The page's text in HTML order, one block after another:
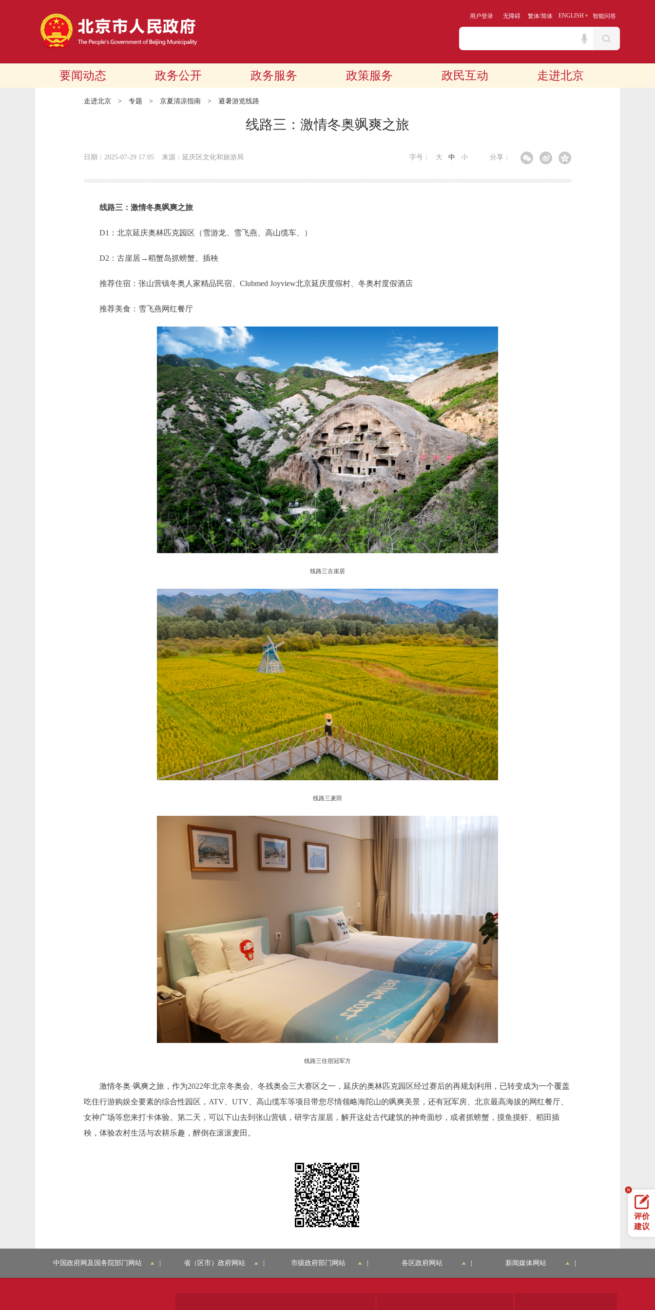
用户登录 无障碍 繁体/简体 ENGLISH 智能问答
要闻动态 政务公开 政务服务 政策服务 政民互动 走进北京
走进北京 > 专题 > 京夏清凉指南 > 避暑游览线路
线路三：激情冬奥飒爽之旅
日期：2025-07-29 17:05 来源：延庆区文化和旅游局 分享：
字号： 大 中 小
线路三：激情冬奥飒爽之旅
D1：北京延庆奥林匹克园区（雪游龙、雪飞燕、高山缆车、）
D2：古崖居→稻蟹岛抓螃蟹、插秧
推荐住宿：张山营镇冬奥人家精品民宿、Clubmed Joyview北京延庆度假村、冬奥村度假酒店
推荐美食：雪飞燕网红餐厅
线路三古崖居
线路三麦田
线路三住宿冠军方
激情冬奥·飒爽之旅，作为2022年北京冬奥会、冬残奥会三大赛区之一，延庆的奥林匹克园区经过赛后的再规划利用，已转变成为一个覆盖
吃住行游购娱全要素的综合性园区，ATV、UTV、高山缆车等项目带您尽情领略海陀山的飒爽美景，还有冠军房、北京最高海拔的网红餐厅、
女神广场等您来打卡体验。第二天，可以下山去到张山营镇，研学古崖居，解开这处古代建筑的神奇面纱，或者抓螃蟹，摸鱼摸虾、稻田插
秧，体验农村生活与农耕乐趣，醉倒在滚滚麦田。
评价
建议
中国政府网及国务院部门网站 省（区市）政府网站 市级政府部门网站 各区政府网站 新闻媒体网站